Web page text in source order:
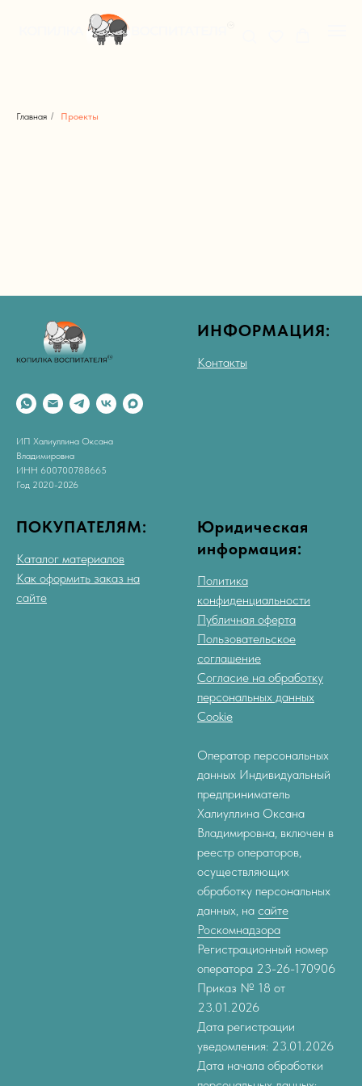
Главная / Проекты
ИП Халиуллина Оксана
Владимировна
ИНН 600700788665
Год 2020-2026
ИНФОРМАЦИЯ:
Контакты
ПОКУПАТЕЛЯМ:
Каталог материалов
Как оформить заказ на
сайте
Юридическая
информация:
Политика
конфиденциальности
Публичная оферта
Пользовательское
соглашение
Согласие на обработку
персональных данных
Cookie
Оператор персональных
данных Индивидуальный
предприниматель
Халиуллина Оксана
Владимировна, включен в
реестр операторов,
осуществляющих
обработку персональных
данных, на сайте
Роскомнадзора
Регистрационный номер
оператора 23-26-170906
Приказ № 18 от
23.01.2026
Дата регистрации
уведомления: 23.01.2026
Дата начала обработки